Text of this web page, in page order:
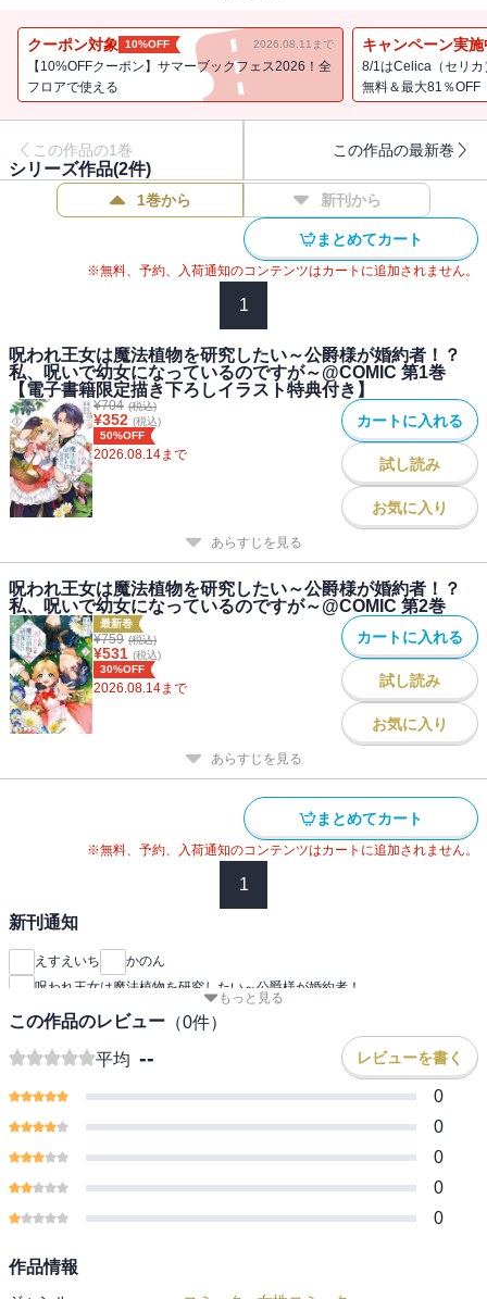
描き下ろし特別漫画＆原作者書き下ろしSSをW収録！
ある日、舞踏会に乱入した謎の男から、姉を庇って呪いを受けてし
まう。
療養という名のもとに北の離宮に幽閉され・・・・・・呪いのせい
心機一転、魔法植物の研究に打ち込むシャーロットのもとへ、１通
の手紙が届く。
ー』だと、思わず嘘をついてしまった！
ふたりの運命が動き始める――呪われた王女×美貌の公爵様のドキド
キ恋愛ファンタジー!!
クーポン対象 10%OFF 2026.08.11まで
【10%OFFクーポン】サマーブックフェス2026！全
フロアで使える
キャンペーン実施
8/1はCelica（セリ
無料＆最大81％OFF
この作品の1巻 この作品の最新巻
シリーズ作品(2件)
1巻から 新刊から
まとめてカート
※無料、予約、入荷通知のコンテンツはカートに追加されません。
1
呪われ王女は魔法植物を研究したい～公爵様が婚約者！？
私、呪いで幼女になっているのですが～@COMIC 第1巻
【電子書籍限定描き下ろしイラスト特典付き】
¥704 (税込)
¥352 (税込)
50%OFF
2026.08.14まで
カートに入れる
試し読み
お気に入り
あらすじを見る
呪われ王女は魔法植物を研究したい～公爵様が婚約者！？
私、呪いで幼女になっているのですが～@COMIC 第2巻
最新巻
¥759 (税込)
¥531 (税込)
30%OFF
2026.08.14まで
カートに入れる
試し読み
お気に入り
あらすじを見る
まとめてカート
※無料、予約、入荷通知のコンテンツはカートに追加されません。
1
新刊通知
えすえいち
かのん
呪われ王女は魔法植物を研究したい～公爵様が婚約者！
もっと見る
この作品のレビュー （0件）
平均 -- レビューを書く
0
0
0
0
0
作品情報